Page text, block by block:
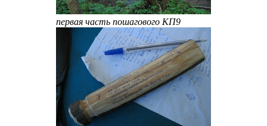
первая часть пошагового КП9